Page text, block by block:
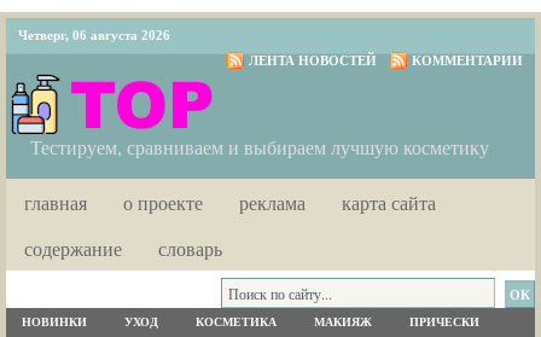
Четверг, 06 августа 2026
ЛЕНТА НОВОСТЕЙ
КОММЕНТАРИИ
Тестируем, сравниваем и выбираем лучшую косметику
главная о проекте реклама
карта сайта
содержание
словарь
НОВИНКИ УХОД КОСМЕТИКА МАКИЯЖ ПРИЧЕСКИ